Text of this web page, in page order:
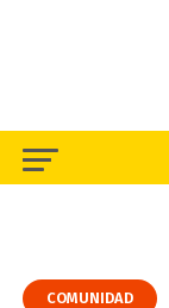
COMUNIDAD